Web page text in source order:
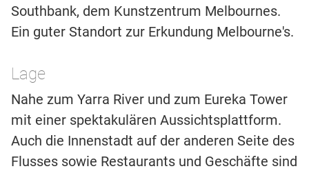
Southbank, dem Kunstzentrum Melbournes.
Ein guter Standort zur Erkundung Melbourne's.
Lage
Nahe zum Yarra River und zum Eureka Tower
mit einer spektakulären Aussichtsplattform.
Auch die Innenstadt auf der anderen Seite des
Flusses sowie Restaurants und Geschäfte sind